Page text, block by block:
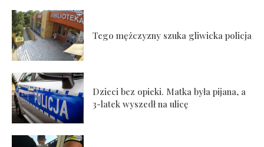
Tego mężczyzny szuka gliwicka policja
Dzieci bez opieki. Matka była pijana, a
3-latek wyszedł na ulicę